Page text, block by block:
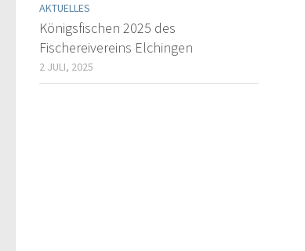
AKTUELLES
Königsfischen 2025 des
Fischereivereins Elchingen
2 JULI, 2025